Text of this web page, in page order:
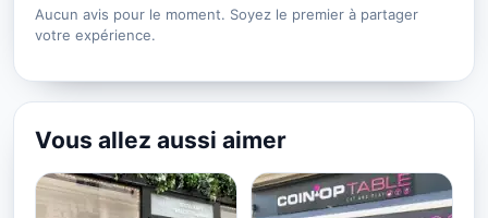
Aucun avis pour le moment. Soyez le premier à partager
votre expérience.
Vous allez aussi aimer